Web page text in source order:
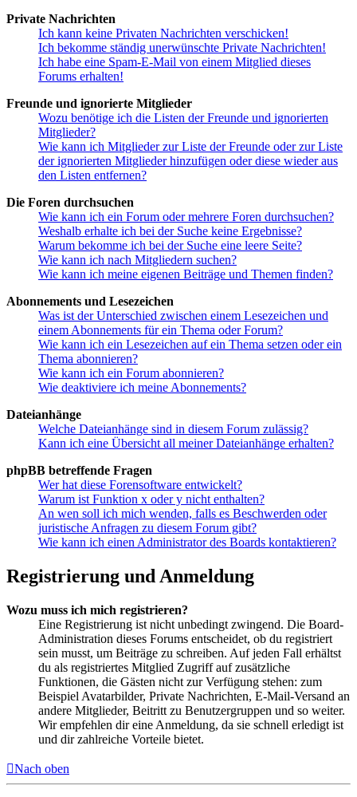
Private Nachrichten
Ich kann keine Privaten Nachrichten verschicken!
Ich bekomme ständig unerwünschte Private Nachrichten!
Ich habe eine Spam-E-Mail von einem Mitglied dieses
Forums erhalten!
Freunde und ignorierte Mitglieder
Wozu benötige ich die Listen der Freunde und ignorierten
Mitglieder?
Wie kann ich Mitglieder zur Liste der Freunde oder zur Liste
der ignorierten Mitglieder hinzufügen oder diese wieder aus
den Listen entfernen?
Die Foren durchsuchen
Wie kann ich ein Forum oder mehrere Foren durchsuchen?
Weshalb erhalte ich bei der Suche keine Ergebnisse?
Warum bekomme ich bei der Suche eine leere Seite?
Wie kann ich nach Mitgliedern suchen?
Wie kann ich meine eigenen Beiträge und Themen finden?
Abonnements und Lesezeichen
Was ist der Unterschied zwischen einem Lesezeichen und
einem Abonnements für ein Thema oder Forum?
Wie kann ich ein Lesezeichen auf ein Thema setzen oder ein
Thema abonnieren?
Wie kann ich ein Forum abonnieren?
Wie deaktiviere ich meine Abonnements?
Dateianhänge
Welche Dateianhänge sind in diesem Forum zulässig?
Kann ich eine Übersicht all meiner Dateianhänge erhalten?
phpBB betreffende Fragen
Wer hat diese Forensoftware entwickelt?
Warum ist Funktion x oder y nicht enthalten?
An wen soll ich mich wenden, falls es Beschwerden oder
juristische Anfragen zu diesem Forum gibt?
Wie kann ich einen Administrator des Boards kontaktieren?
Registrierung und Anmeldung
Wozu muss ich mich registrieren?
Eine Registrierung ist nicht unbedingt zwingend. Die Board-
Administration dieses Forums entscheidet, ob du registriert
sein musst, um Beiträge zu schreiben. Auf jeden Fall erhältst
du als registriertes Mitglied Zugriff auf zusätzliche
Funktionen, die Gästen nicht zur Verfügung stehen: zum
Beispiel Avatarbilder, Private Nachrichten, E-Mail-Versand an
andere Mitglieder, Beitritt zu Benutzergruppen und so weiter.
Wir empfehlen dir eine Anmeldung, da sie schnell erledigt ist
und dir zahlreiche Vorteile bietet.
Nach oben